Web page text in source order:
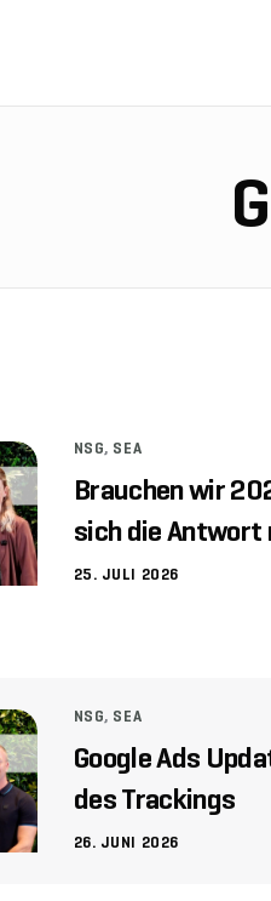
NSG, SEA
Brauchen wir
sich die Antwort
25. JULI 2026
NSG, SEA
Google Ads
des Trackings
26. JUNI 2026